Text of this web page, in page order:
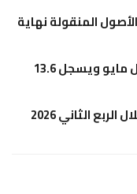
الأصول المنقولة نهاية
نشاط التأجير التمويلي يرتفع 17.5% خلال مايو ويسجل 13.6